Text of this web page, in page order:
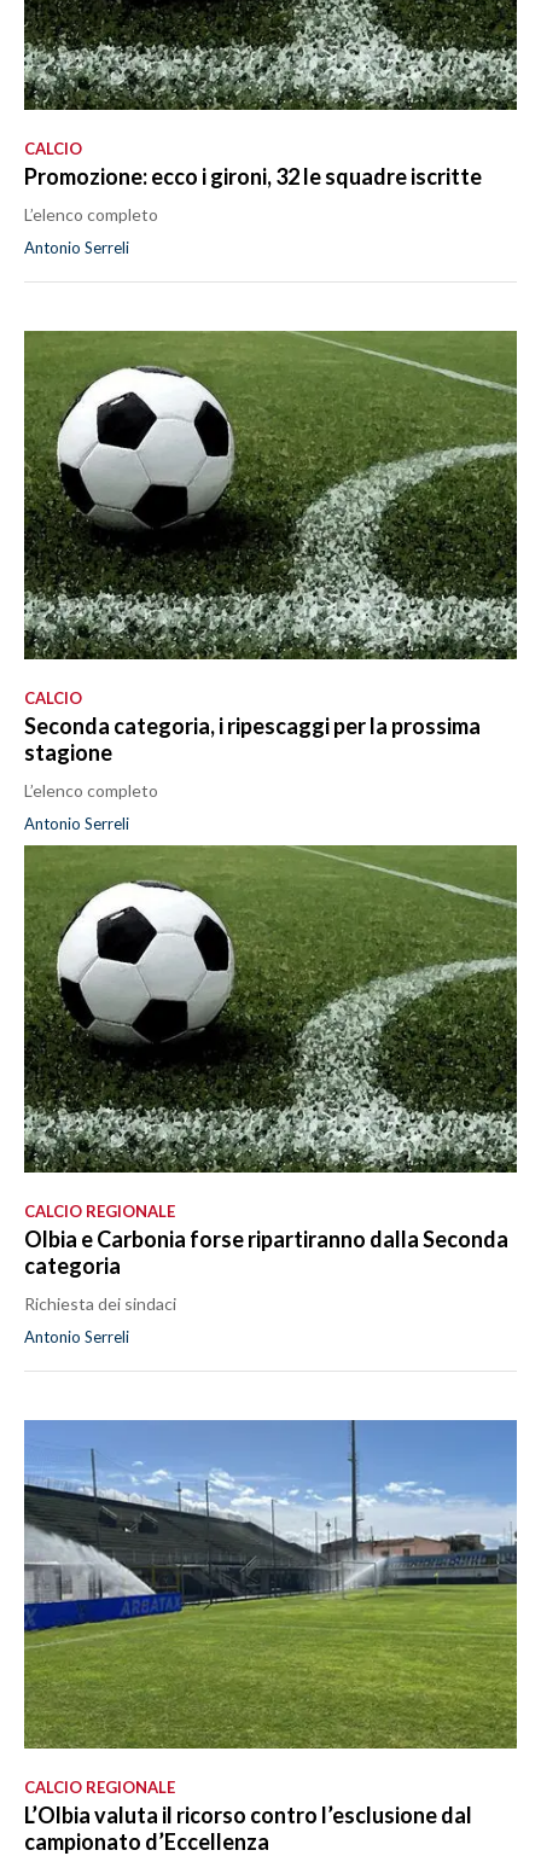
CALCIO
Promozione: ecco i gironi, 32 le squadre iscritte
L’elenco completo
Antonio Serreli
CALCIO
Seconda categoria, i ripescaggi per la prossima
stagione
L’elenco completo
Antonio Serreli
CALCIO REGIONALE
Olbia e Carbonia forse ripartiranno dalla Seconda
categoria
Richiesta dei sindaci
Antonio Serreli
CALCIO REGIONALE
L’Olbia valuta il ricorso contro l’esclusione dal
campionato d’Eccellenza